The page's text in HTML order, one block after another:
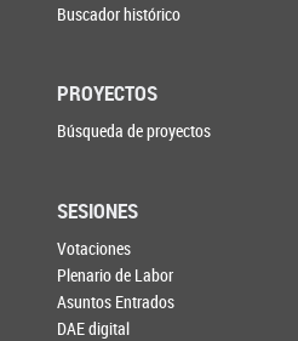
Buscador histórico
PROYECTOS
Búsqueda de proyectos
SESIONES
Votaciones
Plenario de Labor
Asuntos Entrados
DAE digital